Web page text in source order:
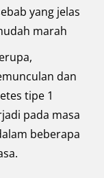
yang jelas
marah
dan
tipe 1
pada masa
beberapa